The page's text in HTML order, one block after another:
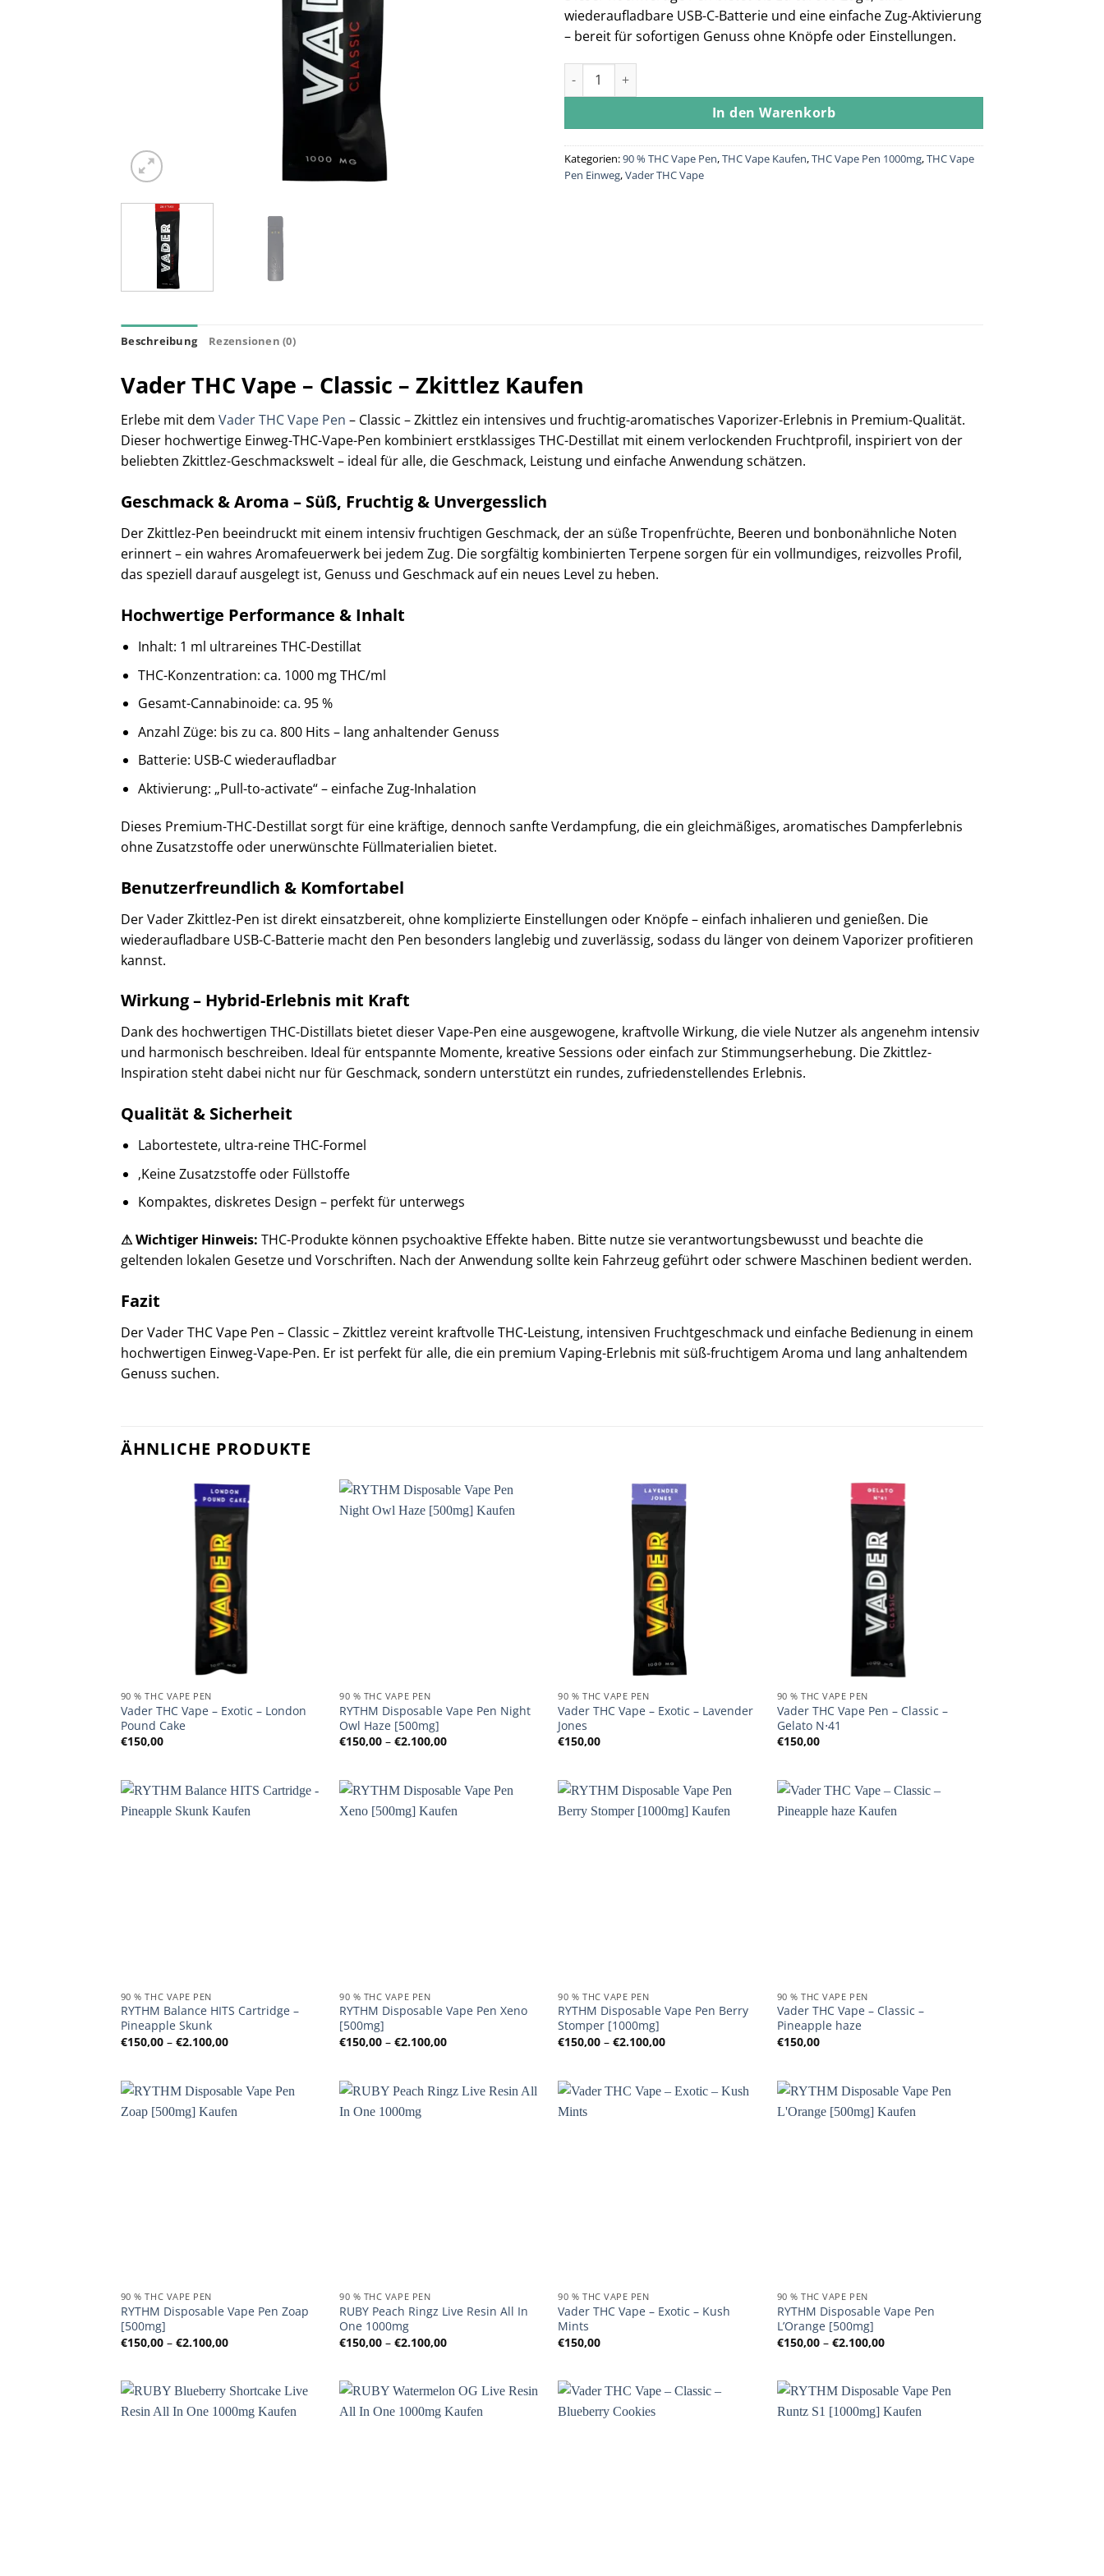
wiederaufladbare USB-C-Batterie und eine einfache Zug-Aktivierung
– bereit für sofortigen Genuss ohne Knöpfe oder Einstellungen.
Vader THC Vape – Classic – Zkittlez Menge
In den Warenkorb
Kategorien:90 % THC Vape Pen,THC Vape Kaufen,THC Vape Pen 1000mg,THC Vape
Pen Einweg,Vader THC Vape
Beschreibung Rezensionen (0)
Vader THC Vape – Classic – Zkittlez Kaufen
Erlebe mit dem Vader THC Vape Pen – Classic – Zkittlez ein intensives und fruchtig-aromatisches Vaporizer-Erlebnis in Premium-Qualität.
Dieser hochwertige Einweg-THC-Vape-Pen kombiniert erstklassiges THC-Destillat mit einem verlockenden Fruchtprofil, inspiriert von der
beliebten Zkittlez-Geschmackswelt – ideal für alle, die Geschmack, Leistung und einfache Anwendung schätzen.
Geschmack & Aroma – Süß, Fruchtig & Unvergesslich
Der Zkittlez-Pen beeindruckt mit einem intensiv fruchtigen Geschmack, der an süße Tropenfrüchte, Beeren und bonbonähnliche Noten
erinnert – ein wahres Aromafeuerwerk bei jedem Zug. Die sorgfältig kombinierten Terpene sorgen für ein vollmundiges, reizvolles Profil,
das speziell darauf ausgelegt ist, Genuss und Geschmack auf ein neues Level zu heben.
Hochwertige Performance & Inhalt
Inhalt: 1 ml ultrareines THC-Destillat
THC-Konzentration: ca. 1000 mg THC/ml
Gesamt-Cannabinoide: ca. 95 %
Anzahl Züge: bis zu ca. 800 Hits – lang anhaltender Genuss
Batterie: USB-C wiederaufladbar
Aktivierung: „Pull-to-activate“ – einfache Zug-Inhalation
Dieses Premium-THC-Destillat sorgt für eine kräftige, dennoch sanfte Verdampfung, die ein gleichmäßiges, aromatisches Dampferlebnis
ohne Zusatzstoffe oder unerwünschte Füllmaterialien bietet.
Benutzerfreundlich & Komfortabel
Der Vader Zkittlez-Pen ist direkt einsatzbereit, ohne komplizierte Einstellungen oder Knöpfe – einfach inhalieren und genießen. Die
wiederaufladbare USB-C-Batterie macht den Pen besonders langlebig und zuverlässig, sodass du länger von deinem Vaporizer profitieren
kannst.
Wirkung – Hybrid-Erlebnis mit Kraft
Dank des hochwertigen THC-Distillats bietet dieser Vape-Pen eine ausgewogene, kraftvolle Wirkung, die viele Nutzer als angenehm intensiv
und harmonisch beschreiben. Ideal für entspannte Momente, kreative Sessions oder einfach zur Stimmungserhebung. Die Zkittlez-
Inspiration steht dabei nicht nur für Geschmack, sondern unterstützt ein rundes, zufriedenstellendes Erlebnis.
Qualität & Sicherheit
Labortestete, ultra-reine THC-Formel
‚Keine Zusatzstoffe oder Füllstoffe
Kompaktes, diskretes Design – perfekt für unterwegs
⚠ Wichtiger Hinweis: THC-Produkte können psychoaktive Effekte haben. Bitte nutze sie verantwortungsbewusst und beachte die
geltenden lokalen Gesetze und Vorschriften. Nach der Anwendung sollte kein Fahrzeug geführt oder schwere Maschinen bedient werden.
Fazit
Der Vader THC Vape Pen – Classic – Zkittlez vereint kraftvolle THC-Leistung, intensiven Fruchtgeschmack und einfache Bedienung in einem
hochwertigen Einweg-Vape-Pen. Er ist perfekt für alle, die ein premium Vaping-Erlebnis mit süß-fruchtigem Aroma und lang anhaltendem
Genuss suchen.
ÄHNLICHE PRODUKTE
90 % THC VAPE PEN
Vader THC Vape – Exotic – London
Pound Cake
€150,00
90 % THC VAPE PEN
RYTHM Disposable Vape Pen Night
Owl Haze [500mg]
€150,00 –€2.100,00Preisspanne:
90 % THC VAPE PEN
Vader THC Vape – Exotic – Lavender
Jones
€150,00
90 % THC VAPE PEN
Vader THC Vape Pen – Classic –
Gelato N⋅41
€150,00
90 % THC VAPE PEN
RYTHM Balance HITS Cartridge –
Pineapple Skunk
€150,00 – €2.100,00Preisspanne:
90 % THC VAPE PEN
RYTHM Disposable Vape Pen Xeno
[500mg]
€150,00 –€2.100,00Preisspanne:
90 % THC VAPE PEN
RYTHM Disposable Vape Pen Berry
Stomper [1000mg]
€150,00 –€2.100,00Preisspanne:
90 % THC VAPE PEN
Vader THC Vape – Classic –
Pineapple haze
€150,00
90 % THC VAPE PEN
RYTHM Disposable Vape Pen Zoap
[500mg]
€150,00 – €2.100,00Preisspanne:
90 % THC VAPE PEN
RUBY Peach Ringz Live Resin All In
One 1000mg
€150,00 –€2.100,00Preisspanne:
90 % THC VAPE PEN
Vader THC Vape – Exotic – Kush
Mints
€150,00
90 % THC VAPE PEN
RYTHM Disposable Vape Pen
L’Orange [500mg]
€150,00 – €2.100,00Preisspanne: